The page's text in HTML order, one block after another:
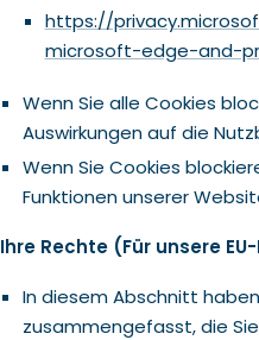
https://
microsoft-edge-and-
Wenn Sie alle Cookies
Auswirkungen auf die
Wenn Sie Cookies
Funktionen unserer
Ihre Rechte (Für unsere
In diesem Abschnitt
zusammengefasst, die